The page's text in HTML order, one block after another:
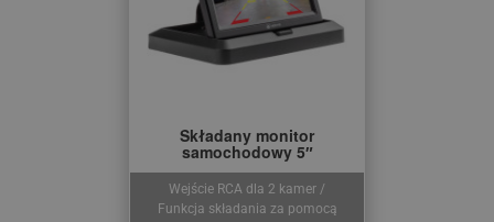
Wejście RCA dla 2 kamer /
Funkcja składania za pomocą
Składany monitor
samochodowy 5″